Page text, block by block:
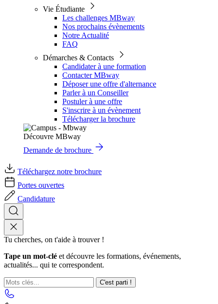
Vie Étudiante
Les challenges MBway
Nos prochains évènements
Notre Actualité
FAQ
Démarches & Contacts
Candidater à une formation
Contacter MBway
Déposer une offre d'alternance
Parler à un Conseiller
Postuler à une offre
S'inscrire à un évènement
Télécharger la brochure
Découvre MBway
Demande de brochure
Téléchargez notre brochure
Portes ouvertes
Candidature
Tu cherches, on t'aide à trouver !
Tape un mot-clé et découvre les formations, événements,
actualités... qui te correspondent.
C'est parti !